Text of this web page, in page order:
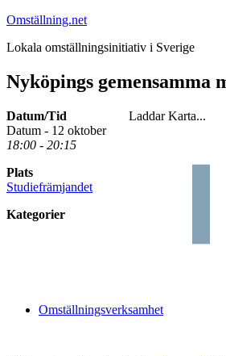
Hoppa
innehåll
Omställning.net
Lokala omställningsinitiativ i Sverige
Nyköpings gemensamma
Laddar Karta...
Datum/Tid
Datum - 12 oktober
18:00 - 20:15
Plats
Studiefrämjandet
Kategorier
Omställningsverksamhet